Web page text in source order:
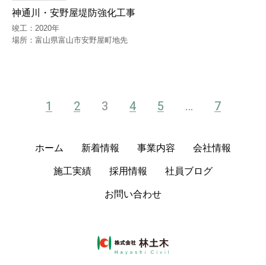
神通川・安野屋堤防強化工事
竣工：2020年
場所：富山県富山市安野屋町地先
1 2 3 4 5 … 7
ホーム 新着情報 事業内容 会社情報
施⼯実績 採⽤情報 社員ブログ
お問い合わせ